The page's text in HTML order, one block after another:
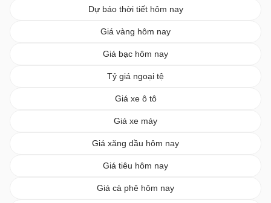
Dự báo thời tiết hôm nay
Giá vàng hôm nay
Giá bạc hôm nay
Tỷ giá ngoại tệ
Giá xe ô tô
Giá xe máy
Giá xăng dầu hôm nay
Giá tiêu hôm nay
Giá cà phê hôm nay